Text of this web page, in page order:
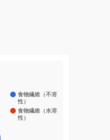
食物繊維（不溶
性）
食物繊維（水溶
性）